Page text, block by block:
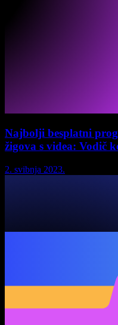
Najbolji besplatni
žigova s videa: Vodič
2. svibnja 2023.